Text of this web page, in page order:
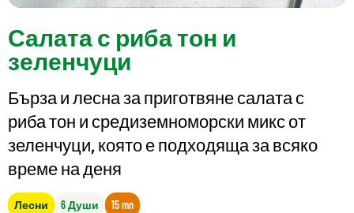
Салата с риба тон и
зеленчуци
Бърза и лесна за приготвяне салата с
риба тон и средиземноморски микс от
зеленчуци, която е подходяща за всяко
време на деня
Лесни 6 Души 15 mn